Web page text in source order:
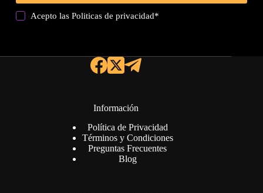
Acepto lasPoliticas de privacidad*
Información
Política de Privacidad
Términos y Condiciones
Preguntas Frecuentes
Blog